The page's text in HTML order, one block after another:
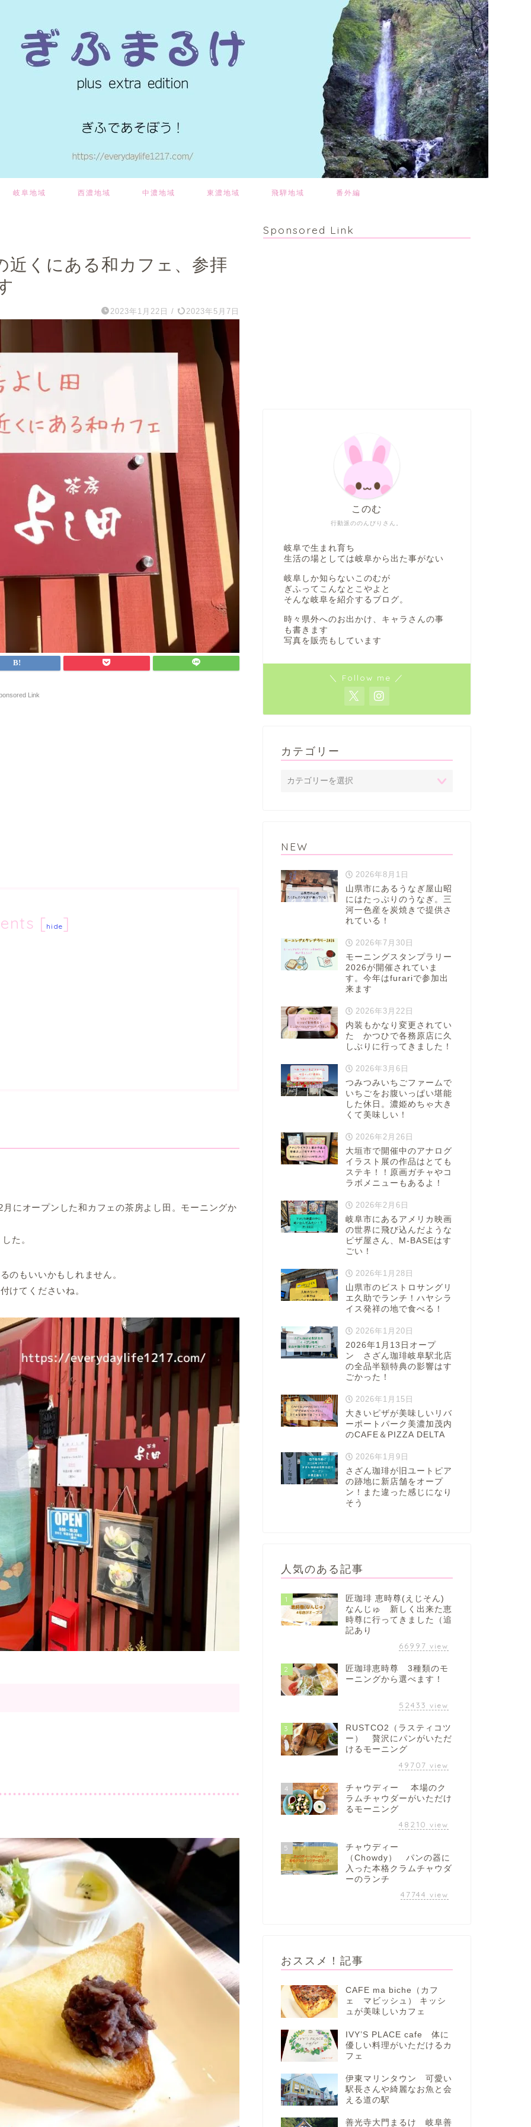
岐阜地域 西濃地域 中濃地域 東濃地域 飛騨地域 番外編
くにある和カフェ、参拝
2023年1月22日 / 2023年5月7日
Link
[ hide]
にオープンした和カフェの茶房よし田。モーニングか
た。
のもいいかもしれません。
けてくださいね。
Sponsored Link
行動派ののんびりさん。
このむ
岐阜で生まれ育ち
生活の場としては岐阜から出た事がない
岐阜しか知らないこのむが
ぎふってこんなとこやよと
そんな岐阜を紹介するブログ。
時々県外へのお出かけ、キャラさんの事
も書きます
写真を販売もしています
＼ Follow me ／
カテゴリー
NEW
2026年8月1日
山県市にあるうなぎ屋山昭
にはたっぷりのうなぎ。三
河一色産を炭焼きで提供さ
れている！
2026年7月30日
モーニングスタンプラリー
2026が開催されていま
す。今年はfurariで参加出
来ます
2026年3月22日
内装もかなり変更されてい
た かつひで各務原店に久
しぶりに行ってきました！
2026年3月6日
つみつみいちごファームで
いちごをお腹いっぱい堪能
した休日。濃姫めちゃ大き
くて美味しい！
2026年2月26日
大垣市で開催中のアナログ
イラスト展の作品はとても
ステキ！！原画ガチャやコ
ラボメニューもあるよ！
2026年2月6日
岐阜市にあるアメリカ映画
の世界に飛び込んだような
ピザ屋さん、M-BASEはす
ごい！
2026年1月28日
山県市のビストロサングリ
エ久助でランチ！ハヤシラ
イス発祥の地で食べる！
2026年1月20日
2026年1月13日オープ
ン さざん珈琲岐阜駅北店
の全品半額特典の影響はす
ごかった！
2026年1月15日
大きいピザが美味しいリバ
ーポートパーク美濃加茂内
のCAFE＆PIZZA DELTA
2026年1月9日
さざん珈琲が旧ユートピア
の跡地に新店舗をオープ
ン！また違った感じになり
そう
人気のある記事
1
匠珈琲 恵時尊(えじそん)
なんじゅ 新しく出来た恵
時尊に行ってきました（追
記あり
66997 view
2
匠珈琲恵時尊 3種類のモ
ーニングから選べます！
52433 view
3
RUSTCO2（ラスティコツ
ー） 贅沢にパンがいただ
けるモーニング
49707 view
4
チャウディー 本場のク
ラムチャウダーがいただけ
るモーニング
48210 view
5
チャウディー
（Chowdy） パンの器に
入った本格クラムチャウダ
ーのランチ
47744 view
おススメ！記事
CAFE ma biche（カフ
ェ マビッシュ） キッシ
ュが美味しいカフェ
IVY’S PLACE cafe 体に
優しい料理がいただけるカ
フェ
伊東マリンタウン 可愛い
駅長さんや綺麗なお魚と会
える道の駅
善光寺大門まるけ 岐阜善